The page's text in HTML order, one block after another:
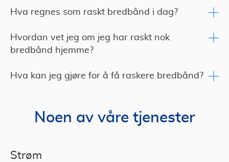
Hva regnes som raskt bredbånd i dag?
Hvordan vet jeg om jeg har raskt nok
bredbånd hjemme?
Hva kan jeg gjøre for å få raskere bredbånd?
Noen av våre tjenester
Strøm